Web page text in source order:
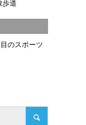
道
のスポーツ